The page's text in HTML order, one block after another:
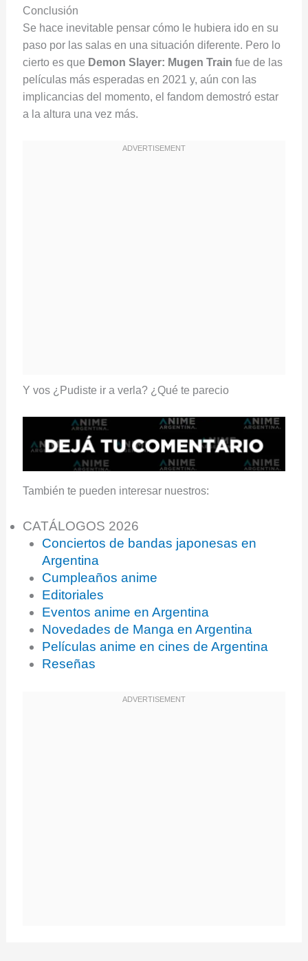
Conclusión
Se hace inevitable pensar cómo le hubiera ido en su
paso por las salas en una situación diferente. Pero lo
cierto es que Demon Slayer: Mugen Train fue de las
películas más esperadas en 2021 y, aún con las
implicancias del momento, el fandom demostró estar
a la altura una vez más.
Y vos ¿Pudiste ir a verla? ¿Qué te parecio
También te pueden interesar nuestros:
CATÁLOGOS 2026
Conciertos de bandas japonesas en
Argentina
Cumpleaños anime
Editoriales
Eventos anime en Argentina
Novedades de Manga en Argentina
Películas anime en cines de Argentina
Reseñas